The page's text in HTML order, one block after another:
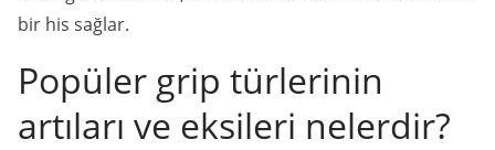
bir his sağlar.
Popüler grip türlerinin
artıları ve eksileri nelerdir?